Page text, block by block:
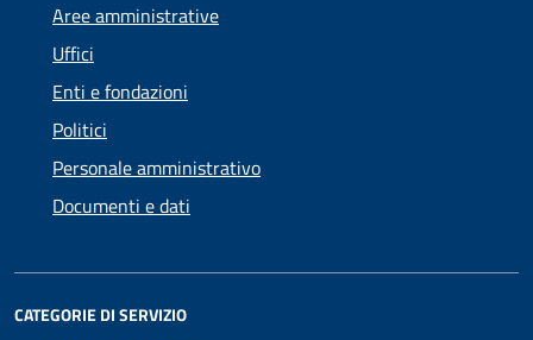
Aree amministrative
Uffici
Enti e fondazioni
Politici
Personale amministrativo
Documenti e dati
CATEGORIE DI SERVIZIO